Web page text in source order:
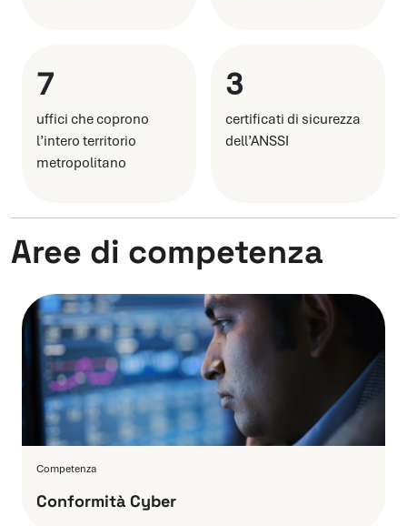
7
uffici che coprono
l’intero territorio
metropolitano
3
certificati di sicurezza
dell’ANSSI
Aree di competenza
Competenza
Conformità Cyber